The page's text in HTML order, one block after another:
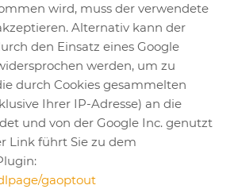
wird, muss der verwendete
Alternativ kann der
den Einsatz eines Google
werden, um zu
durch Cookies gesammelten
Ihrer IP-Adresse) an die
und von der Google Inc. genutzt
Link führt Sie zu dem
gaoptout